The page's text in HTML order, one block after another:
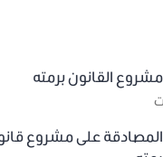
مشروع القانون برمته
المصادقة على مشروع